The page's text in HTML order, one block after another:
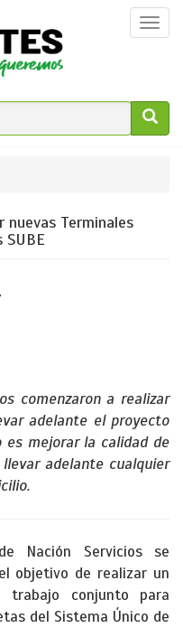
nuevas Terminales
comenzaron a realizar
adelante el proyecto
es mejorar la calidad de
adelante cualquier
Nación Servicios se
objetivo de realizar un
trabajo conjunto para
del Sistema Único de